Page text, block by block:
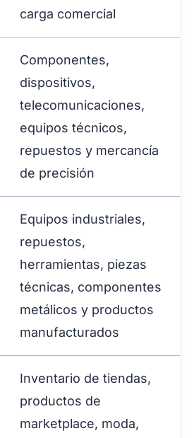
carga comercial
Componentes,
dispositivos,
telecomunicaciones,
equipos técnicos,
repuestos y mercancía
de precisión
Equipos industriales,
repuestos,
herramientas, piezas
técnicas, componentes
metálicos y productos
manufacturados
Inventario de tiendas,
productos de
marketplace, moda,